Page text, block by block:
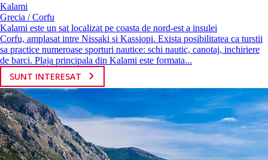
Kalami
Grecia / Corfu
Kalami este un sat localizat pe coasta de nord-est a insulei
Corfu, amplasat intre Nissaki si Kassiopi. Exista posibilitatea ca turstii
sa practice numeroase sporturi nautice: schi nautic, canotaj, inchiriere
de barci. Plaja principala din Kalami este formata...
SUNT INTERESAT